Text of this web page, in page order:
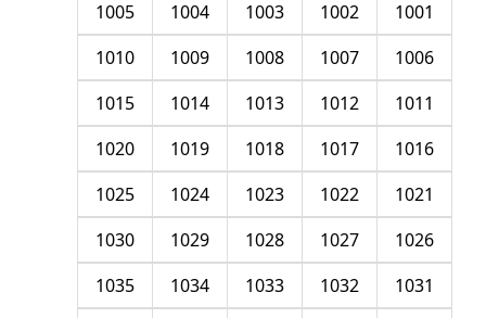
1001
1002
1003
1004
1005
1006
1007
1008
1009
1010
1011
1012
1013
1014
1015
1016
1017
1018
1019
1020
1021
1022
1023
1024
1025
1026
1027
1028
1029
1030
1031
1032
1033
1034
1035